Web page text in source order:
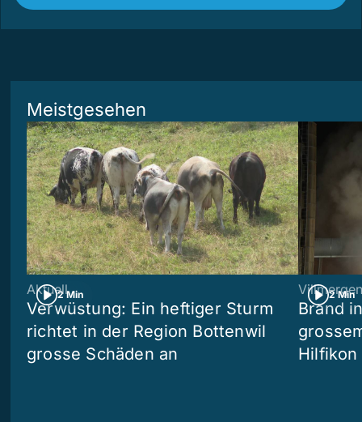
Meistgesehen
2 Min
Aktuell
Verwüstung: Ein heftiger Sturm
richtet in der Region Bottenwil
grosse Schäden an
2 Min
Villmergen
Brand
Hilfikon